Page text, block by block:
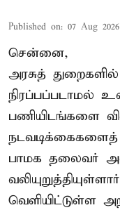
Published on: 07 Aug
சென்னை,
அரசுத்
நிரப்பப்படாமல்
பணியிடங்களை
பாமக தலைவர்
வெளியிட்டுள்ள